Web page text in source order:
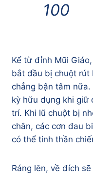
100
Kể từ đỉnh Mũi
bắt đầu bị chuột rút
chẳng bận tâm
kỳ hữu dụng khi giữ
trí. Khi lũ chuột bị
chân, các cơn đau
có thể tinh thần
Ráng lên, về đích